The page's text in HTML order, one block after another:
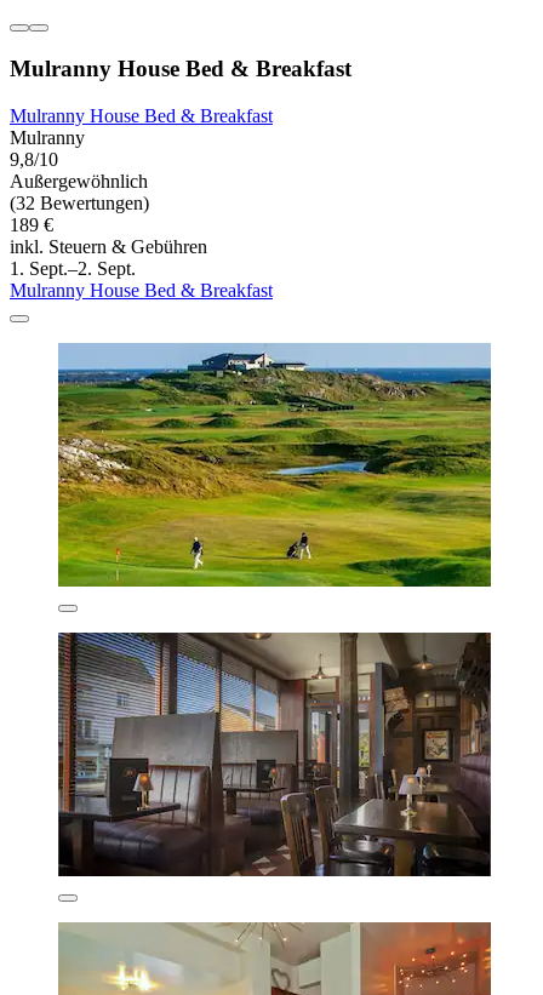
Mulranny House Bed & Breakfast
Mulranny House Bed & Breakfast
Mulranny
9,8/10
Außergewöhnlich
(32 Bewertungen)
189 €
inkl. Steuern & Gebühren
1. Sept.–2. Sept.
Mulranny House Bed & Breakfast